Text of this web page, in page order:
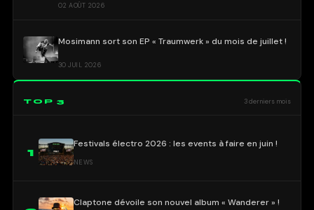
02 AOÛT 2026
Mosimann sort son EP « Traumwerk » du mois de juillet !
30 JUIL 2026
TOP 3 3 derniers mois
1
Festivals électro 2026 : les events à faire en juin !
NEWS
Claptone dévoile son nouvel album « Wanderer » !